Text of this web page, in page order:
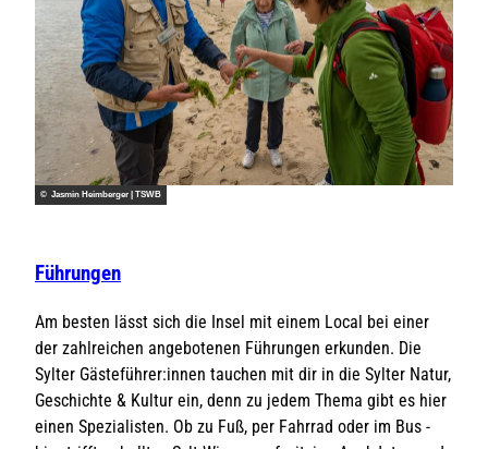
Führungen
Am besten lässt sich die Insel mit einem Local bei einer
der zahlreichen angebotenen Führungen erkunden. Die
Sylter Gästeführer:innen tauchen mit dir in die Sylter Natur,
Geschichte & Kultur ein, denn zu jedem Thema gibt es hier
einen Spezialisten. Ob zu Fuß, per Fahrrad oder im Bus -
© Jasmin Heimberger | TSWB